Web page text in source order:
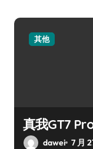
其他
真我GT7
dawei 7 月